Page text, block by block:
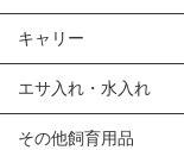
キャリー
エサ入れ・水入れ
その他飼育用品